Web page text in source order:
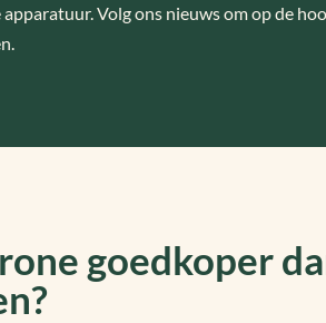
Volg ons nieuws om op de
goedkoper